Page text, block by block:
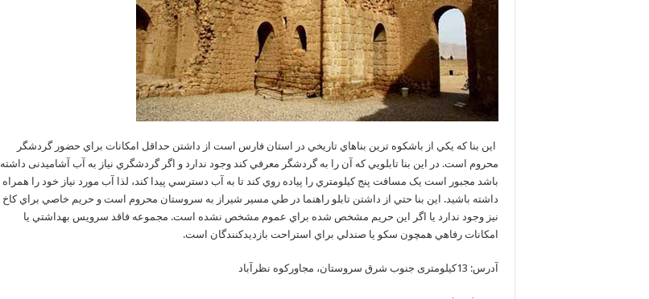
اين بنا که يکي از باشکوه ترين بناهاي تاريخي در استان فارس است از داشتن حداقل امکانات براي حضور گردشگر
محروم است. در اين بنا تابلويي که آن را به گردشگر معرفي کند وجود ندارد و اگر گردشگري نیاز به آب آشامیدنی داشته
باشد مجبور است يک مسافت پنج کيلومتري را پياده روي کند تا به آب دسترسي پيدا کند، لذا آب مورد نیاز خود را همراه
داشته باشید. اين بنا حتي از داشتن تابلو راهنما در طي مسير شيراز به سروستان محروم است و حريم خاصي براي کاخ
نيز وجود ندارد يا اگر اين حريم مشخص شده براي عموم مشخص نشده است. مجموعه فاقد سرويس بهداشتي يا
امکانات رفاهي همچون سکو يا صندلي براي استراحت بازديدکنندگان است.
آدرس: 13کیلومتری جنوب شرق سروستان، مجاورکوه نظرآباد